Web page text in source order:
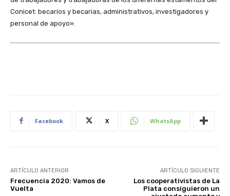
Conicet: becarios y becarias, administrativos, investigadores y
personal de apoyo».
Facebook X WhatsApp
ARTÍCULO ANTERIOR
Frecuencia 2020: Vamos de
Vuelta
ARTÍCULO SIGUIENTE
Los cooperativistas de La
Plata consiguieron un